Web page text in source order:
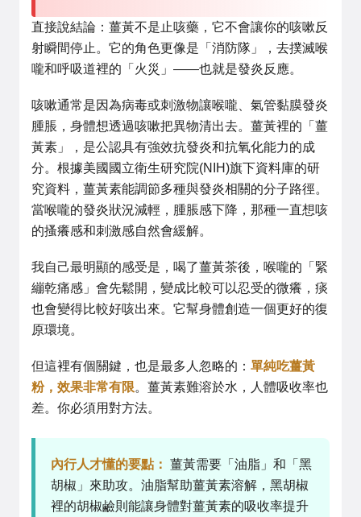
直接說結論：薑黃不是止咳藥，它不會讓你的咳嗽反
射瞬間停止。它的角色更像是「消防隊」，去撲滅喉
嚨和呼吸道裡的「火災」——也就是發炎反應。
咳嗽通常是因為病毒或刺激物讓喉嚨、氣管黏膜發炎
腫脹，身體想透過咳嗽把異物清出去。薑黃裡的「薑
黃素」，是公認具有強效抗發炎和抗氧化能力的成
分。根據美國國立衛生研究院(NIH)旗下資料庫的研
究資料，薑黃素能調節多種與發炎相關的分子路徑。
當喉嚨的發炎狀況減輕，腫脹感下降，那種一直想咳
的搔癢感和刺激感自然會緩解。
我自己最明顯的感受是，喝了薑黃茶後，喉嚨的「緊
繃乾痛感」會先鬆開，變成比較可以忍受的微癢，痰
也會變得比較好咳出來。它幫身體創造一個更好的復
原環境。
但這裡有個關鍵，也是最多人忽略的： 單純吃薑黃
粉，效果非常有限。薑黃素難溶於水，人體吸收率也
差。你必須用對方法。
內行人才懂的要點： 薑黃需要「油脂」和「黑
胡椒」來助攻。油脂幫助薑黃素溶解，黑胡椒
裡的胡椒鹼則能讓身體對薑黃素的吸收率提升